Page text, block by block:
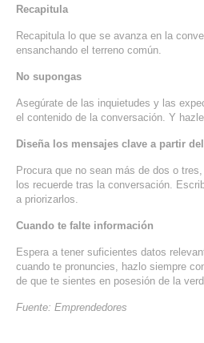
Recapitula
Recapitula lo que se avanza en la
ensanchando el terreno común.
No supongas
Asegúrate de las inquietudes y las
el contenido de la conversación. Y
Diseña los mensajes clave a partir
Procura que no sean más de dos o
los recuerde tras la conversación.
a priorizarlos.
Cuando te falte información
Espera a tener suficientes datos
cuando te pronuncies, hazlo siempre
de que te sientes en posesión de la
Fuente: Emprendedores